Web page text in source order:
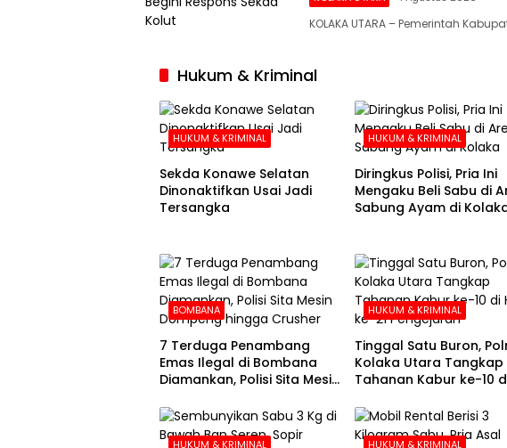
KOLAKA UTARA – Pemerintah
Hukum & Kriminal
HUKUM & KRIMINAL
Sekda Konawe Selatan
Dinonaktifkan Usai Jadi
Tersangka
HUKUM & KRIMINAL
Diringkus Polisi, Pria Ini
Mengaku Beli Sabu di
Sabung Ayam di
BOMBANA
7 Terduga Penambang
Emas Ilegal di Bombana
Diamankan, Polisi Sita Mesin
HUKUM & KRIMINAL
Tinggal Satu Buron,
Kolaka Utara Tangkap
Tahanan Kabur ke-10
HUKUM & KRIMINAL HUKUM & KRIMINAL